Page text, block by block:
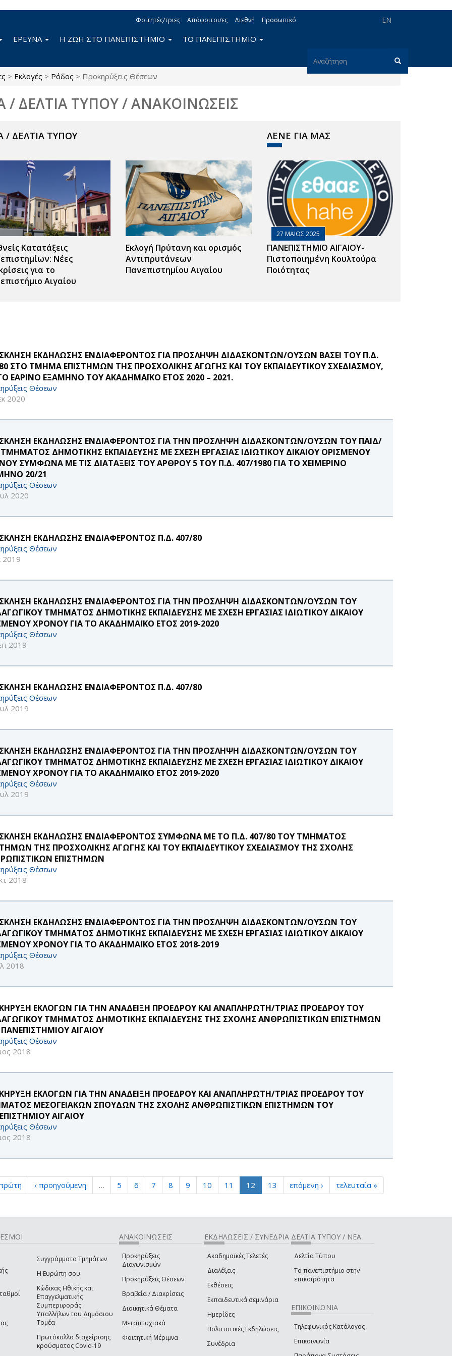
EN
Φοιτητές/τριες Απόφοιτοι/ες Διεθνή Προσωπικό
Φόρμα
ΕΡΕΥΝΑ Η ΖΩΗ ΣΤΟ ΠΑΝΕΠΙΣΤΗΜΙΟ ΤΟ ΠΑΝΕΠΙΣΤΗΜΙΟ
> Εκλογές > Ρόδος > Προκηρύξεις Θέσεων
/ ΔΕΛΤΙΑ ΤΥΠΟΥ / ΑΝΑΚΟΙΝΩΣΕΙΣ
/ ΔΕΛΤΙΑ ΤΥΠΟΥ
Κατατάξεις
Νέες
για το
Αιγαίου
Εκλογή Πρύτανη και ορισμός
Αντιπρυτάνεων
Πανεπιστημίου Αιγαίου
ΛΕΝΕ ΓΙΑ ΜΑΣ
27 ΜΑΙΟΣ 2025
ΠΑΝΕΠΙΣΤΗΜΙΟ ΑΙΓΑΙΟΥ-
Πιστοποιημένη Κουλτούρα
Ποιότητας
ΕΚΔΗΛΩΣΗΣ ΕΝΔΙΑΦΕΡΟΝΤΟΣ ΓΙΑ ΠΡΟΣΛΗΨΗ ΔΙΔΑΣΚΟΝΤΩΝ/ΟΥΣΩΝ ΒΑΣΕΙ ΤΟΥ Π.Δ.
ΣΤΟ ΤΜΗΜΑ ΕΠΙΣΤΗΜΩΝ ΤΗΣ ΠΡΟΣΧΟΛΙΚΗΣ ΑΓΩΓΗΣ ΚΑΙ ΤΟΥ ΕΚΠΑΙΔΕΥΤΙΚΟΥ ΣΧΕΔΙΑΣΜΟΥ,
ΕΑΡΙΝΟ ΕΞΑΜΗΝΟ ΤΟΥ ΑΚΑΔΗΜΑΪΚΟ ΕΤΟΣ 2020 – 2021.
Θέσεων
2020
ΕΚΔΗΛΩΣΗΣ ΕΝΔΙΑΦΕΡΟΝΤΟΣ ΓΙΑ ΤΗΝ ΠΡΟΣΛΗΨΗ ΔΙΔΑΣΚΟΝΤΩΝ/ΟΥΣΩΝ ΤΟΥ ΠΑΙΔ/
ΔΗΜΟΤΙΚΗΣ ΕΚΠΑΙΔΕΥΣΗΣ ΜΕ ΣΧΕΣΗ ΕΡΓΑΣΙΑΣ ΙΔΙΩΤΙΚΟΥ ΔΙΚΑΙΟΥ ΟΡΙΣΜΕΝΟΥ
ΣΥΜΦΩΝΑ ΜΕ ΤΙΣ ΔΙΑΤΑΞΕΙΣ ΤΟΥ ΑΡΘΡΟΥ 5 ΤΟΥ Π.Δ. 407/1980 ΓΙΑ ΤΟ ΧΕΙΜΕΡΙΝΟ
20/21
Θέσεων
2020
ΕΚΔΗΛΩΣΗΣ ΕΝΔΙΑΦΕΡΟΝΤΟΣ Π.Δ. 407/80
Θέσεων
2019
ΕΚΔΗΛΩΣΗΣ ΕΝΔΙΑΦΕΡΟΝΤΟΣ ΓΙΑ ΤΗΝ ΠΡΟΣΛΗΨΗ ΔΙΔΑΣΚΟΝΤΩΝ/ΟΥΣΩΝ ΤΟΥ
ΤΜΗΜΑΤΟΣ ΔΗΜΟΤΙΚΗΣ ΕΚΠΑΙΔΕΥΣΗΣ ΜΕ ΣΧΕΣΗ ΕΡΓΑΣΙΑΣ ΙΔΙΩΤΙΚΟΥ ΔΙΚΑΙΟΥ
ΧΡΟΝΟΥ ΓΙΑ ΤΟ ΑΚΑΔΗΜΑΪΚΟ ΕΤΟΣ 2019-2020
Θέσεων
2019
ΕΚΔΗΛΩΣΗΣ ΕΝΔΙΑΦΕΡΟΝΤΟΣ Π.Δ. 407/80
Θέσεων
2019
ΕΚΔΗΛΩΣΗΣ ΕΝΔΙΑΦΕΡΟΝΤΟΣ ΓΙΑ ΤΗΝ ΠΡΟΣΛΗΨΗ ΔΙΔΑΣΚΟΝΤΩΝ/ΟΥΣΩΝ ΤΟΥ
ΤΜΗΜΑΤΟΣ ΔΗΜΟΤΙΚΗΣ ΕΚΠΑΙΔΕΥΣΗΣ ΜΕ ΣΧΕΣΗ ΕΡΓΑΣΙΑΣ ΙΔΙΩΤΙΚΟΥ ΔΙΚΑΙΟΥ
ΧΡΟΝΟΥ ΓΙΑ ΤΟ ΑΚΑΔΗΜΑΪΚΟ ΕΤΟΣ 2019-2020
Θέσεων
2019
ΕΚΔΗΛΩΣΗΣ ΕΝΔΙΑΦΕΡΟΝΤΟΣ ΣΥΜΦΩΝΑ ΜΕ ΤΟ Π.Δ. 407/80 ΤΟΥ ΤΜΗΜΑΤΟΣ
ΤΗΣ ΠΡΟΣΧΟΛΙΚΗΣ ΑΓΩΓΗΣ ΚΑΙ ΤΟΥ ΕΚΠΑΙΔΕΥΤΙΚΟΥ ΣΧΕΔΙΑΣΜΟΥ ΤΗΣ ΣΧΟΛΗΣ
ΕΠΙΣΤΗΜΩΝ
Θέσεων
2018
ΕΚΔΗΛΩΣΗΣ ΕΝΔΙΑΦΕΡΟΝΤΟΣ ΓΙΑ ΤΗΝ ΠΡΟΣΛΗΨΗ ΔΙΔΑΣΚΟΝΤΩΝ/ΟΥΣΩΝ ΤΟΥ
ΤΜΗΜΑΤΟΣ ΔΗΜΟΤΙΚΗΣ ΕΚΠΑΙΔΕΥΣΗΣ ΜΕ ΣΧΕΣΗ ΕΡΓΑΣΙΑΣ ΙΔΙΩΤΙΚΟΥ ΔΙΚΑΙΟΥ
ΧΡΟΝΟΥ ΓΙΑ ΤΟ ΑΚΑΔΗΜΑΪΚΟ ΕΤΟΣ 2018-2019
Θέσεων
2018
ΕΚΛΟΓΩΝ ΓΙΑ ΤΗΝ ΑΝΑΔΕΙΞΗ ΠΡΟΕΔΡΟΥ ΚΑΙ ΑΝΑΠΛΗΡΩΤΗ/ΤΡΙΑΣ ΠΡΟΕΔΡΟΥ ΤΟΥ
ΤΜΗΜΑΤΟΣ ΔΗΜΟΤΙΚΗΣ ΕΚΠΑΙΔΕΥΣΗΣ ΤΗΣ ΣΧΟΛΗΣ ΑΝΘΡΩΠΙΣΤΙΚΩΝ ΕΠΙΣΤΗΜΩΝ
ΑΙΓΑΙΟΥ
Θέσεων
2018
ΕΚΛΟΓΩΝ ΓΙΑ ΤΗΝ ΑΝΑΔΕΙΞΗ ΠΡΟΕΔΡΟΥ ΚΑΙ ΑΝΑΠΛΗΡΩΤΗ/ΤΡΙΑΣ ΠΡΟΕΔΡΟΥ ΤΟΥ
ΜΕΣΟΓΕΙΑΚΩΝ ΣΠΟΥΔΩΝ ΤΗΣ ΣΧΟΛΗΣ ΑΝΘΡΩΠΙΣΤΙΚΩΝ ΕΠΙΣΤΗΜΩΝ ΤΟΥ
ΑΙΓΑΙΟΥ
Θέσεων
2018
‹ προηγούμενη … 5 6 7 8 9 10 11 12 13 επόμενη › τελευταία »
Συγγράμματα Τμημάτων
Η Ευρώπη σου
Κώδικας Ηθικής και
Επαγγελματικής
Συμπεριφοράς
Υπαλλήλων του Δημόσιου
Τομέα
Πρωτόκολλα διαχείρισης
κρούσματος Covid-19
ΑΝΑΚΟΙΝΩΣΕΙΣ
Προκηρύξεις
Διαγωνισμών
Προκηρύξεις Θέσεων
Βραβεία / Διακρίσεις
Διοικητικά Θέματα
Μεταπτυχιακά
Φοιτητική Μέριμνα
ΕΚΔΗΛΩΣΕΙΣ / ΣΥΝΕΔΡΙΑ
Ακαδημαϊκές Τελετές
Διαλέξεις
Εκθέσεις
Εκπαιδευτικά σεμινάρια
Ημερίδες
Πολιτιστικές Εκδηλώσεις
Συνέδρια
ΔΕΛΤΙΑ ΤΥΠΟΥ / ΝΕΑ
Δελτία Τύπου
Το πανεπιστήμιο στην
επικαιρότητα
ΕΠΙΚΟΙΝΩΝΙΑ
Τηλεφωνικός Κατάλογος
Επικοινωνία